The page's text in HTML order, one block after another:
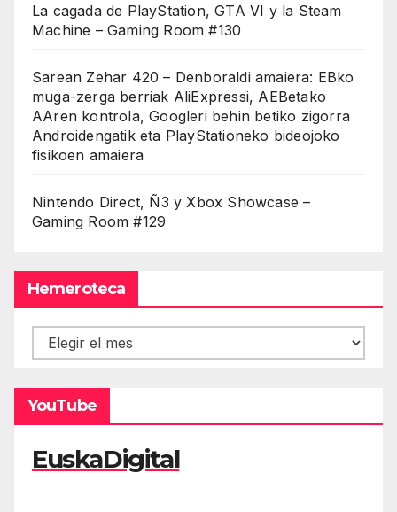
La cagada de PlayStation, GTA VI y la Steam
Machine – Gaming Room #130
Sarean Zehar 420 – Denboraldi amaiera: EBko
muga-zerga berriak AliExpressi, AEBetako
AAren kontrola, Googleri behin betiko zigorra
Androidengatik eta PlayStationeko bideojoko
fisikoen amaiera
Nintendo Direct, Ñ3 y Xbox Showcase –
Gaming Room #129
Hemeroteca
Hemeroteca
YouTube
EuskaDigital